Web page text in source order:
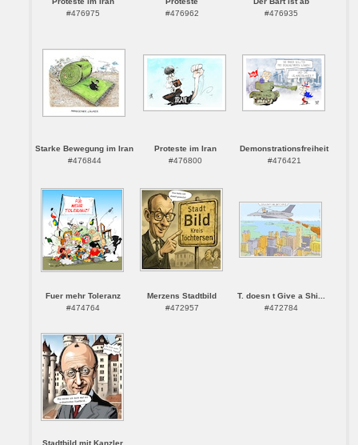
#476975
#476962
#476935
Starke Bewegung im Iran
#476844
Proteste im Iran
#476800
Demonstrationsfreiheit
#476421
Fuer mehr Toleranz
#474764
Merzens Stadtbild
#472957
T. doesn t Give a Shi...
#472784
Stadtbild mit Kanzler